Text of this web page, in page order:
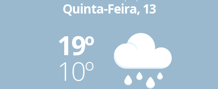
Quinta-Feira, 13
19º
10º